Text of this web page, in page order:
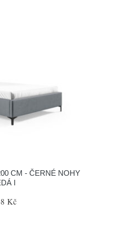
CM - ČERNÉ NOHY
I
Kč